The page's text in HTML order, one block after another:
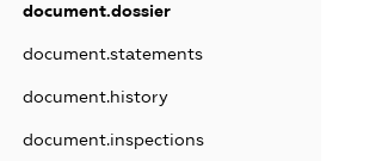
document.dossier
document.statements
document.history
document.inspections